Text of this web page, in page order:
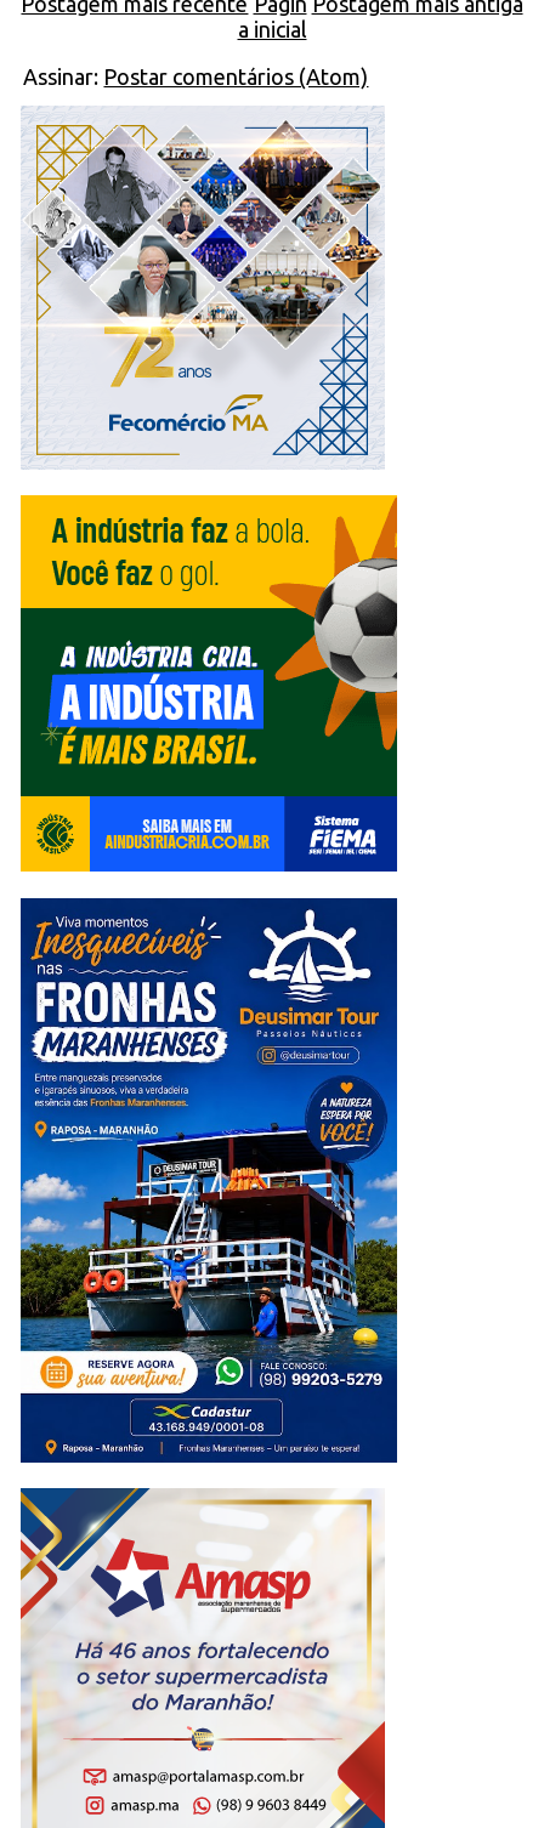
a inicial
Assinar: Postar comentários (Atom)